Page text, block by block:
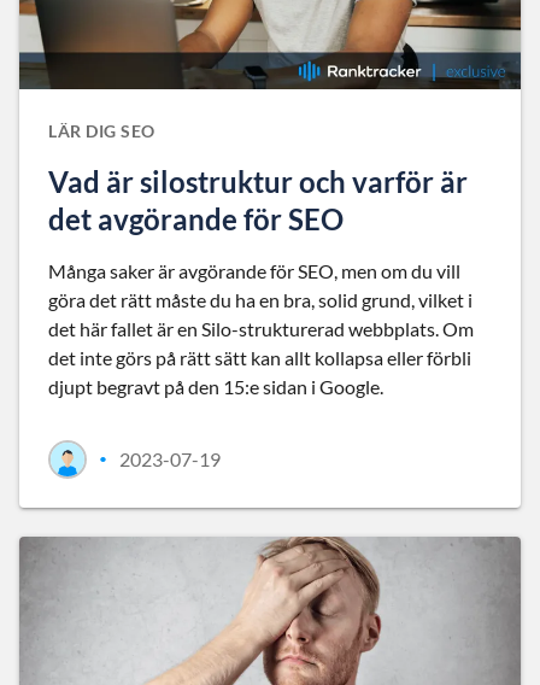
LÄR DIG SEO
Vad är silostruktur och varför är
det avgörande för SEO
Många saker är avgörande för SEO, men om du vill
göra det rätt måste du ha en bra, solid grund, vilket i
det här fallet är en Silo-strukturerad webbplats. Om
det inte görs på rätt sätt kan allt kollapsa eller förbli
djupt begravt på den 15:e sidan i Google.
• 2023-07-19